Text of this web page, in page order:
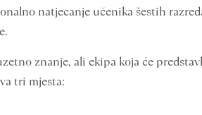
natjecanje učenika šestih
znanje, ali ekipa koja će
tri mjesta: